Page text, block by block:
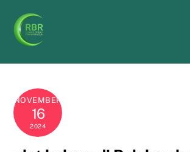
content
NOVEMBER
16
2024